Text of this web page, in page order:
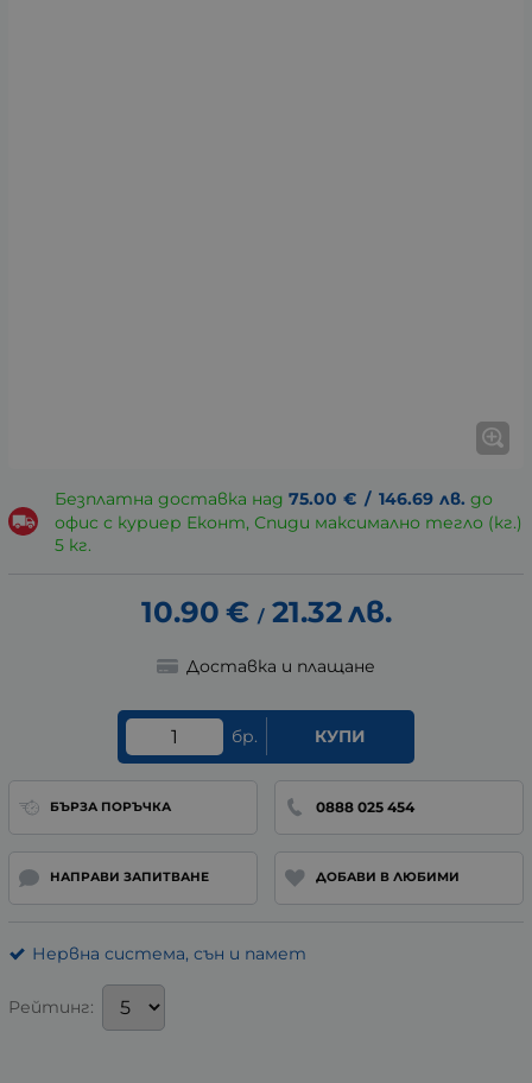
Безплатна доставка над 75.00 € / 146.69 лв. до
офис с куриер Еконт, Спиди максимално тегло (кг.)
5 кг.
10.90 € / 21.32лв.
Доставка и плащане
бр. КУПИ
БЪРЗА ПОРЪЧКА 0888 025 454
НАПРАВИ ЗАПИТВАНЕ ДОБАВИ В ЛЮБИМИ
Нервна система, сън и памет
Рейтинг: